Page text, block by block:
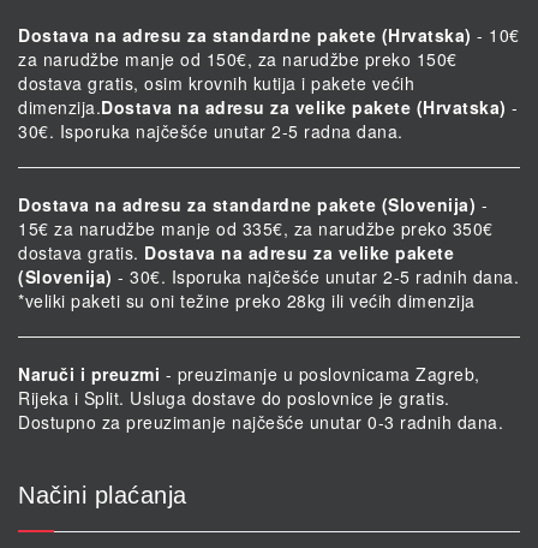
Dostava na adresu za standardne pakete (Hrvatska) - 10€
za narudžbe manje od 150€, za narudžbe preko 150€
dostava gratis, osim krovnih kutija i pakete većih
dimenzija.Dostava na adresu za velike pakete (Hrvatska) -
30€. Isporuka najčešće unutar 2-5 radna dana.
Dostava na adresu za standardne pakete (Slovenija) -
15€ za narudžbe manje od 335€, za narudžbe preko 350€
dostava gratis. Dostava na adresu za velike pakete
(Slovenija) - 30€. Isporuka najčešće unutar 2-5 radnih dana.
*veliki paketi su oni težine preko 28kg ili većih dimenzija
Naruči i preuzmi - preuzimanje u poslovnicama Zagreb,
Rijeka i Split. Usluga dostave do poslovnice je gratis.
Dostupno za preuzimanje najčešće unutar 0-3 radnih dana.
Načini plaćanja